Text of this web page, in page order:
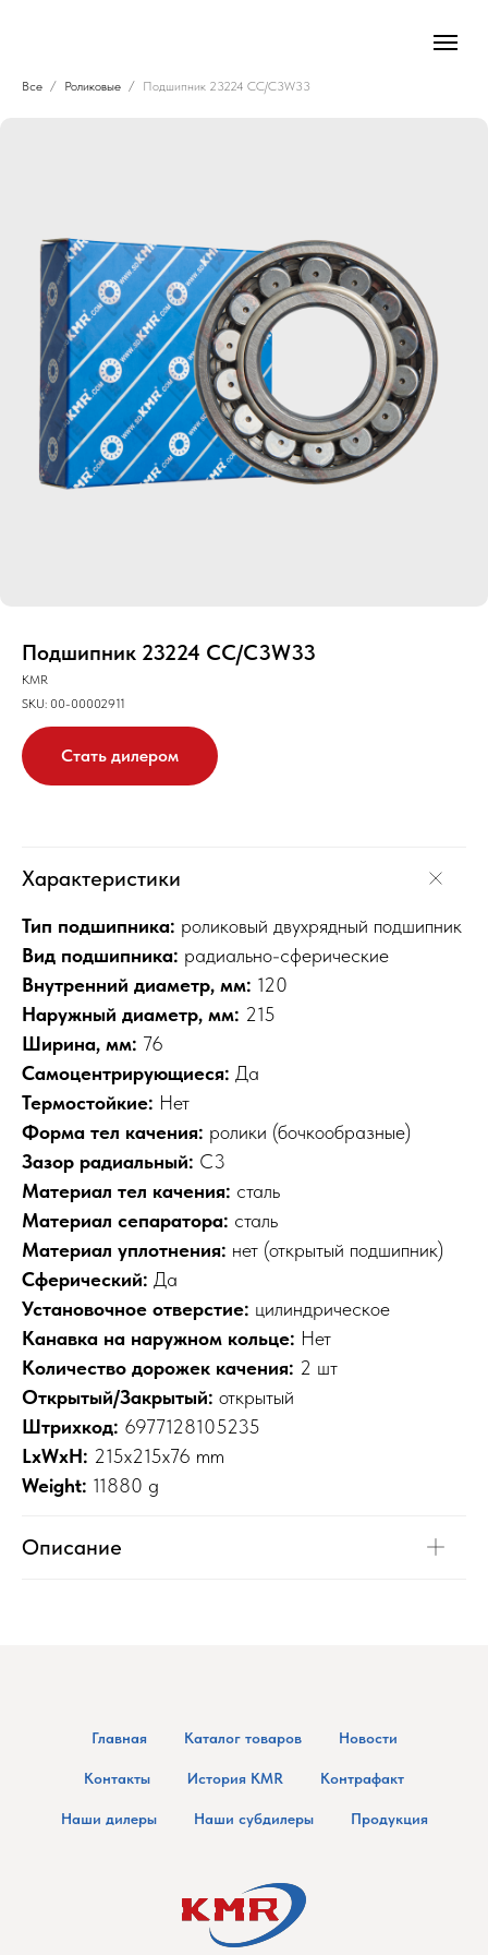
Все Роликовые Подшипник 23224 CC/C3W33
Подшипник 23224 CC/C3W33
KMR
SKU: 00-00002911
Стать дилером
Характеристики
Тип подшипника: роликовый двухрядный подшипник
Вид подшипника: радиально-сферические
Внутренний диаметр, мм: 120
Наружный диаметр, мм: 215
Ширина, мм: 76
Самоцентрирующиеся: Да
Термостойкие: Нет
Форма тел качения: ролики (бочкообразные)
Зазор радиальный: C3
Материал тел качения: сталь
Материал сепаратора: сталь
Материал уплотнения: нет (открытый подшипник)
Сферический: Да
Установочное отверстие: цилиндрическое
Канавка на наружном кольце: Нет
Количество дорожек качения: 2 шт
Открытый/Закрытый: открытый
Штрихкод: 6977128105235
LxWxH: 215x215x76 mm
Weight: 11880 g
Описание
Главная Каталог товаров Новости
Контакты История KMR Контрафакт
Наши дилеры Наши субдилеры Продукция